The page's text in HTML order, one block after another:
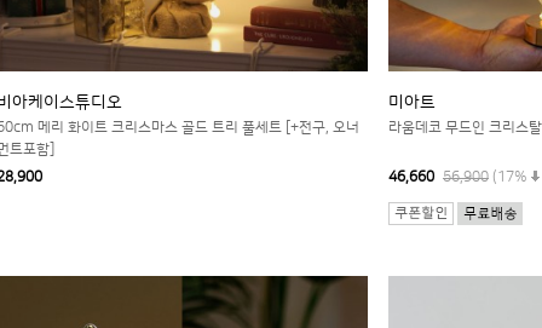
아케이스튜디오
메리 화이트 크리스마스 골드 트리 풀세트 [+전구, 오너
트포함]
미아트
라움데코 무드인 크리스
46,660 56,900 (17%